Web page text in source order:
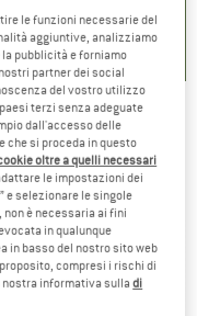
4,7
48
Carbon Cork
le funzioni necessarie del
aggiuntive, analizziamo
pubblicità e forniamo
partner dei social
del vostro utilizzo
terzi senza adeguate
dall'accesso delle
che si proceda in questo
oltre a quelli necessari
le impostazioni dei
e selezionare le singole
è necessaria ai fini
in qualunque
in basso del nostro sito web
compresi i rischi di
nostra informativa sulladi